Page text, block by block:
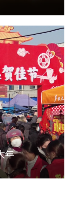
年